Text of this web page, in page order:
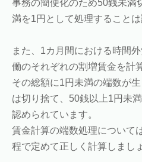
事務の簡便化のため50銭未満
満を1円として処理することは
また、1カ月間における時間
働のそれぞれの割増賃金を計
その総額に1円未満の端数が
は切り捨て、50銭以上1円未
認められています。
賃金計算の端数処理について
程で定めて正しく計算しまし